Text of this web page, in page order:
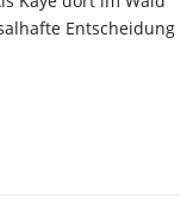
Entscheidung